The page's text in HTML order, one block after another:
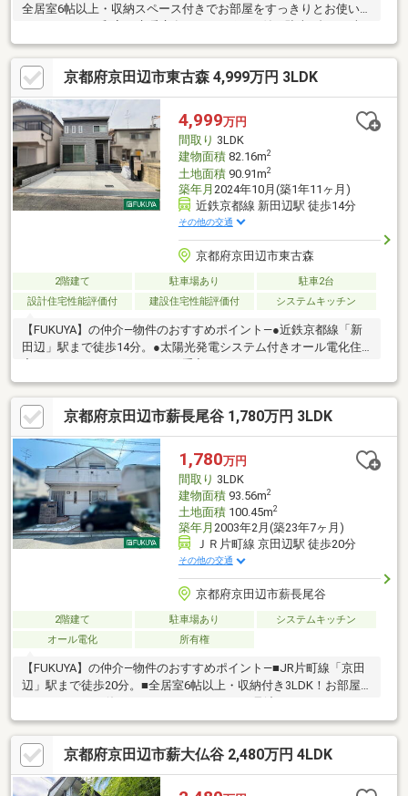
全居室6帖以上・収納スペース付きでお部屋をすっきりとお使いい
ただけます。■和室に床暖房有り■カーポート付き駐車1台可（車
種によります）■喧騒から離れた閑静な住宅地です。◇近隣施設
◇・ファミリーマート 京田辺大住店まで約160m・スーパースト
アナカガワ 大住ヶ丘店まで約1320m・市立薪幼稚園まで約640m
京都府京田辺市東古森 4,999万円 3LDK
4,999万円
間取り 3LDK
建物面積82.16m2
土地面積90.91m2
築年月 2024年10月(築1年11ヶ月)
近鉄京都線 新田辺駅 徒歩14分
その他の交通
京都府京田辺市東古森
2階建て 駐車場あり
駐車2台
設計住宅性能評価付
建設住宅性能評価付 システムキッチン
【FUKUYA】の仲介―物件のおすすめポイント―●近鉄京都線「新
田辺」駅まで徒歩14分。●太陽光発電システム付きオール電化住
ローゼットなど収納充実♪お部屋をすっきりとお使いいただけま
す。●駐車2台可能（車種によります）●前面道路幅員約7m以上ご
ざいますので、スムーズに駐車可能です。●徒歩10分圏内にお買
い物施設充実！生活に便利な立地です！◆近隣施設◆・業務スー
パー京田辺店まで約620m・ファミリーマート京田辺草内店まで約
300m
京都府京田辺市薪長尾谷 1,780万円 3LDK
1,780万円
間取り 3LDK
建物面積93.56m2
土地面積100.45m2
築年月 2003年2月(築23年7ヶ月)
ＪＲ片町線 京田辺駅 徒歩20分
その他の交通
京都府京田辺市薪長尾谷
2階建て 駐車場あり
システムキッチン
オール電化
所有権
【FUKUYA】の仲介―物件のおすすめポイント―■JR片町線「京田
辺」駅まで徒歩20分。■全居室6帖以上・収納付き3LDK！お部屋
ッチン♪■お手入れらくらくIHクッキングヒーター！■西・南向き2
面バルコニーにつき陽当たり・通風良好です！お洗濯ものもたっ
ぷりと乾かせます♪■駐車2台可能（車種によります）■前面道路幅
員約6mございますので、スムーズに駐車可能です！■喧騒から離
れた閑静な住宅地です。■小学校徒歩10分圏内！お子様の通学も
京都府京田辺市薪大仏谷 2,480万円 4LDK